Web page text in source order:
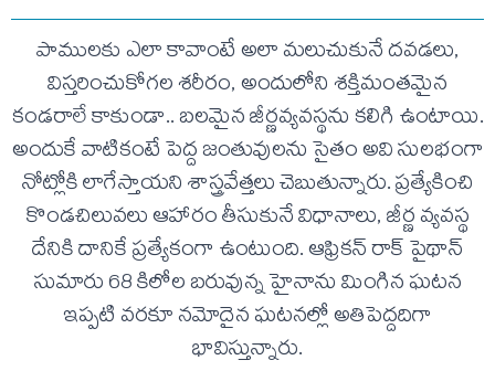
పాములకు ఎలా కావాంటే అలా మలుచుకునే దవడలు,
విస్తరించుకోగల శరీరం, అందులోని శక్తిమంతమైన
కండరాలే కాకుండా.. బలమైన జీర్ణవ్యవస్థను కలిగి ఉంటాయి.
అందుకే వాటికంటే పెద్ద జంతువులను సైతం అవి సులభంగా
నోట్లోకి లాగేస్తాయని శాస్త్రవేత్తలు చెబుతున్నారు. ప్రత్యేకించి
కొండచిలువలు ఆహారం తీసుకునే విధానాలు, జీర్ణ వ్యవస్థ
దేనికి దానికే ప్రత్యేకంగా ఉంటుంది. ఆఫ్రికన్‌ రాక్‌ పైథాన్‌
సుమారు 68 కిలోల బరువున్న హైనాను మింగిన ఘటన
ఇప్పటి వరకూ నమోదైన ఘటనల్లో అతిపెద్దదిగా
భావిస్తున్నారు.